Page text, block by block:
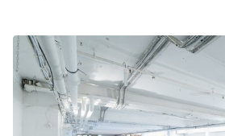
층 / 접근성:
지하층
1층 앞마당